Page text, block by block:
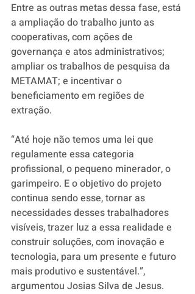
Entre as outras metas dessa fase, está
a ampliação do trabalho junto as
cooperativas, com ações de
governança e atos administrativos;
ampliar os trabalhos de pesquisa da
METAMAT; e incentivar o
beneficiamento em regiões de
extração.
“Até hoje não temos uma lei que
regulamente essa categoria
profissional, o pequeno minerador, o
garimpeiro. E o objetivo do projeto
continua sendo esse, tornar as
necessidades desses trabalhadores
visíveis, trazer luz a essa realidade e
construir soluções, com inovação e
tecnologia, para um presente e futuro
mais produtivo e sustentável.”,
argumentou Josias Silva de Jesus.